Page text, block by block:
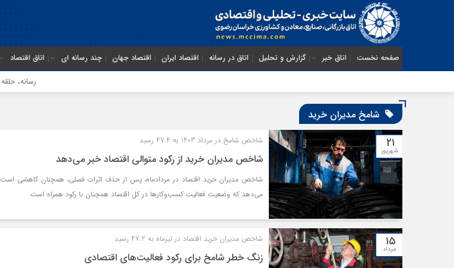
صفحه نخست اتاق خبر گزارش و تحلیل اتاق در رسانه اقتصاد ایران اقتصاد جهان چند رسانه ای اتاق اقتصاد
رسانه، حلقه
شامخ مدیران خرید
۲۱
شهریور
شاخص شامخ در مرداد 1403 به 47.4 رسید
شاخص مدیران خرید از رکود متوالی اقتصاد خبر می‌دهد
شاخص مدیران خرید اقتصاد در مردادماه، پس از حذف اثرات فصلی، همچنان کاهشی
می‌دهد که وضعیت فعالیت‌ کسب‌وکارها در کل اقتصاد همچنان با رکود همراه ‌است.
۱۵
مرداد
شاخص مدیران خرید اقتصاد در تیرماه به 47.2 رسید
زنگ خطر شامخ برای رکود فعالیت‌های اقتصادی